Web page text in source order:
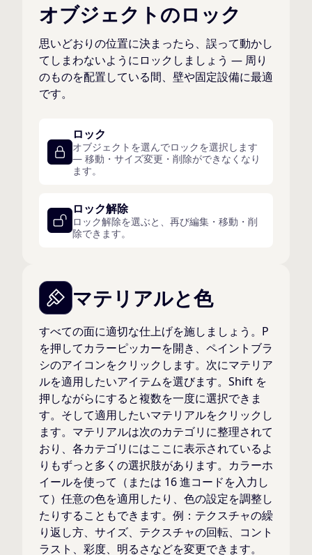
オブジェクトのロック
思いどおりの位置に決まったら、誤って動かし
てしまわないようにロックしましょう — 周り
のものを配置している間、壁や固定設備に最適
です。
ロック
オブジェクトを選んでロックを選択します
— 移動・サイズ変更・削除ができなくなり
ます。
ロック解除
ロック解除を選ぶと、再び編集・移動・削
除できます。
マテリアルと色
すべての面に適切な仕上げを施しましょう。P
を押してカラーピッカーを開き、ペイントブラ
シのアイコンをクリックします。次にマテリア
ルを適用したいアイテムを選びます。Shift を
押しながらにすると複数を一度に選択できま
す。そして適用したいマテリアルをクリックし
ます。マテリアルは次のカテゴリに整理されて
おり、各カテゴリにはここに表示されているよ
りもずっと多くの選択肢があります。カラーホ
イールを使って（または 16 進コードを入力し
て）任意の色を適用したり、色の設定を調整し
たりすることもできます。例：テクスチャの繰
り返し方、サイズ、テクスチャの回転、コント
ラスト、彩度、明るさなどを変更できます。